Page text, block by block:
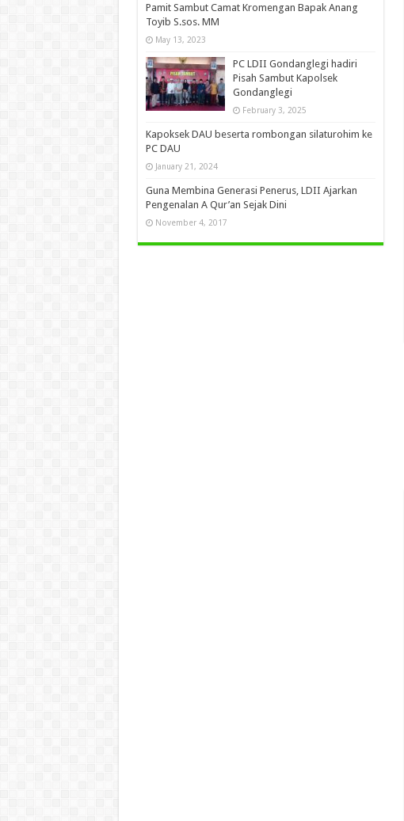
Pamit Sambut Camat Kromengan Bapak Anang
Toyib S.sos. MM
May 13, 2023
PC LDII Gondanglegi hadiri
Pisah Sambut Kapolsek
Gondanglegi
February 3, 2025
Kapoksek DAU beserta rombongan silaturohim ke
PC DAU
January 21, 2024
Guna Membina Generasi Penerus, LDII Ajarkan
Pengenalan A Qur’an Sejak Dini
November 4, 2017